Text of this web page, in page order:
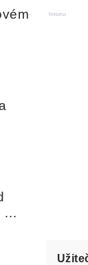
Reklama